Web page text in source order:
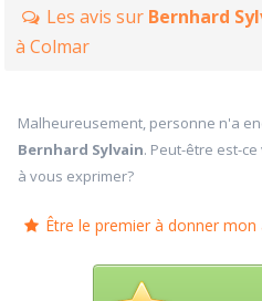
Les avis sur Bernhard
à Colmar
Malheureusement, personne n'a
Bernhard Sylvain. Peut-être est-
à vous exprimer?
Être le premier à donner mon